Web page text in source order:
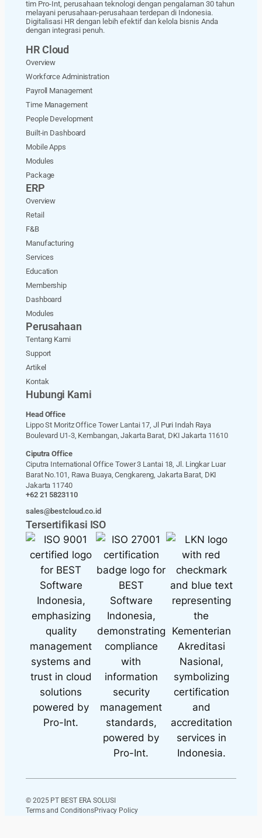
tim Pro-Int, perusahaan teknologi dengan pengalaman 30 tahun
melayani perusahaan-perusahaan terdepan di Indonesia.
Digitalisasi HR dengan lebih efektif dan kelola bisnis Anda
dengan integrasi penuh.
HR Cloud
Overview
Workforce Administration
Payroll Management
Time Management
People Development
Built-in Dashboard
Mobile Apps
Modules
Package
ERP
Overview
Retail
F&B
Manufacturing
Services
Education
Membership
Dashboard
Modules
Perusahaan
Tentang Kami
Support
Artikel
Kontak
Hubungi Kami
Head Office
Lippo St Moritz Office Tower Lantai 17, Jl Puri Indah Raya
Boulevard U1-3, Kembangan, Jakarta Barat, DKI Jakarta 11610
Ciputra Office
Ciputra International Office Tower 3 Lantai 18, Jl. Lingkar Luar
Barat No.101, Rawa Buaya, Cengkareng, Jakarta Barat, DKI
Jakarta 11740
+62 21 5823110
sales@bestcloud.co.id
Tersertifikasi ISO
© 2025 PT BEST ERA SOLUSI
Terms and ConditionsPrivacy Policy